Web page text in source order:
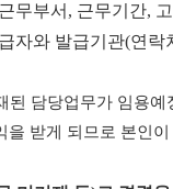
근무부서 , 근무기간,
자와 발급기관(연락
된 담당업무가 임용
을 받게 되므로 본인